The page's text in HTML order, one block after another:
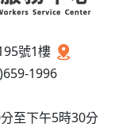
號1樓
1996
至下午5時30分